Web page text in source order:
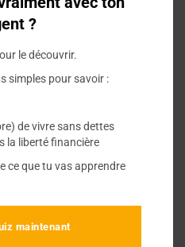
Sécurité des
Aucune
donnée
partagée
tiers
?
le découvrir.
simples pour savoir :
de vivre sans dettes
la liberté financière
ce que tu vas apprendre
maintenant